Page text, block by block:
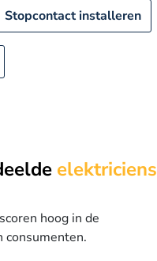
Stopcontact installeren
elektriciens
scoren hoog in de
consumenten.